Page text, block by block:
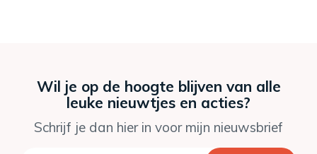
Wil je op de hoogte blijven van alle
leuke nieuwtjes en acties?
Schrijf je dan hier in voor mijn nieuwsbrief